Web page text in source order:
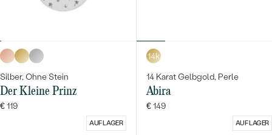
Silber, Ohne Stein
Der Kleine Prinz
€ 119
AUF LAGER
14k
14 Karat Gelbgold, Perle
Abira
€ 149
AUF LAGER